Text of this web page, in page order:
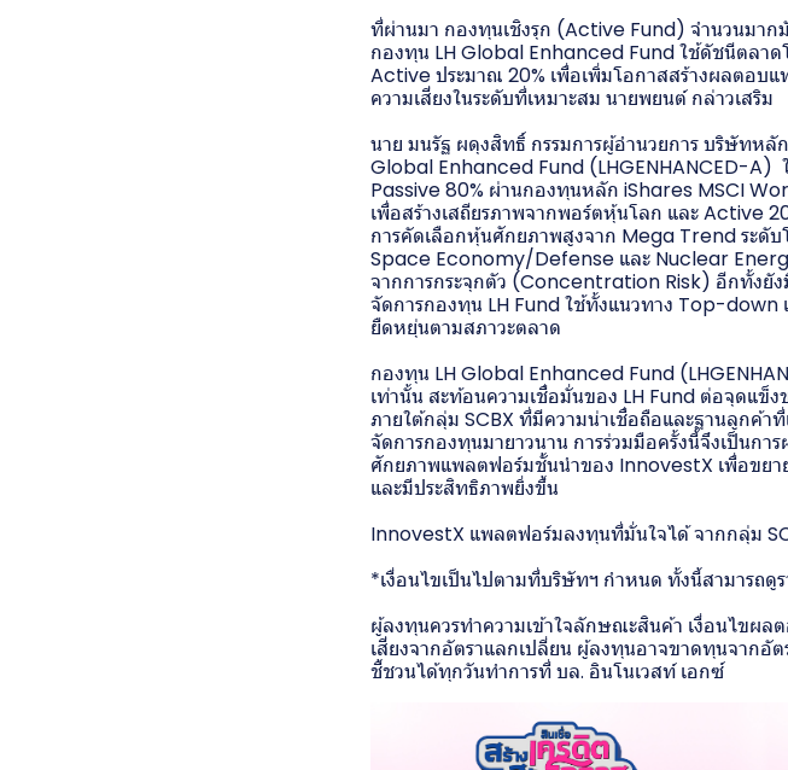
ที่ผ่านมา กองทุนเชิงรุก (Active Fund) จำนวนมา
กองทุน LH Global Enhanced Fund ใช้ดัชนีตลา
Active ประมาณ 20% เพื่อเพิ่มโอกาสสร้างผลตอ
ความเสี่ยงในระดับที่เหมาะสม นายพยนต์ กล่าวเสริม
นาย มนรัฐ ผดุงสิทธิ์ กรรมการผู้อำนวยการ บริษัทห
Global Enhanced Fund (LHGENHANCED-
Passive 80% ผ่านกองทุนหลัก iShares MSCI
เพื่อสร้างเสถียรภาพจากพอร์ตหุ้นโลก และ Active
การคัดเลือกหุ้นศักยภาพสูงจาก Mega Trend ระ
Space Economy/Defense และ Nuclear
จากการกระจุกตัว (Concentration Risk) อีกทั้งยั
จัดการกองทุน LH Fund ใช้ทั้งแนวทาง Top-down
ยืดหยุ่นตามสภาวะตลาด
กองทุน LH Global Enhanced Fund
เท่านั้น สะท้อนความเชื่อมั่นของ LH Fund ต่อจุดแข็
ภายใต้กลุ่ม SCBX ที่มีความน่าเชื่อถือและฐานลูกค้า
จัดการกองทุนมายาวนาน การร่วมมือครั้งนี้จึงเป็นก
ศักยภาพแพลตฟอร์มชั้นนำของ InnovestX เพื่อขยา
และมีประสิทธิภาพยิ่งขึ้น
InnovestX แพลตฟอร์มลงทุนที่มั่นใจได้ จากกลุ่ม
*เงื่อนไขเป็นไปตามที่บริษัทฯ กำหนด ทั้งนี้สามารถ
ผู้ลงทุนควรทำความเข้าใจลักษณะสินค้า เงื่อนไขผ
เสี่ยงจากอัตราแลกเปลี่ยน ผู้ลงทุนอาจขาดทุนจากอั
ชี้ชวนได้ทุกวันทำการที่ บล. อินโนเวสท์ เอกซ์